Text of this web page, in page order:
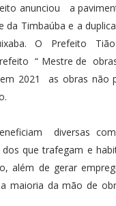
anunciou a
da Timbaúba e a
O Prefeito
“ Mestre de
2021 as obras não
diversas
que trafegam e
além de gerar
maioria da mão de